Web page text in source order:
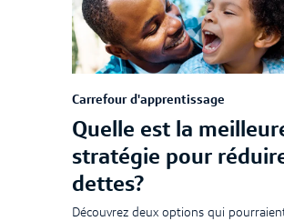
Carrefour d'apprentissage
Quelle est la
stratégie pour
dettes?
Découvrez deux options qui